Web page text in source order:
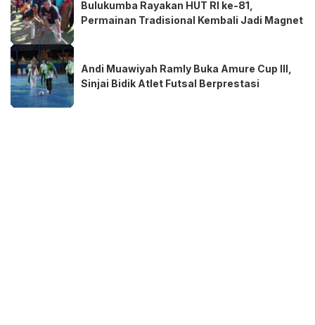
Bulukumba Rayakan HUT RI ke-81,
Permainan Tradisional Kembali Jadi Magnet
Andi Muawiyah Ramly Buka Amure Cup III,
Sinjai Bidik Atlet Futsal Berprestasi